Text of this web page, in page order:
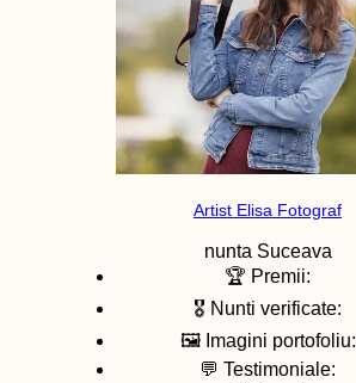
Artist Elisa Fotograf
nunta Suceava
🏆 Premii:
🎖️ Nunti verificate:
🖼️ Imagini portofoliu:
💬 Testimoniale: